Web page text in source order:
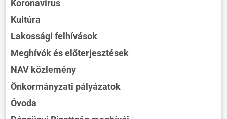
Koronavírus
Kultúra
Lakossági felhívások
Meghívók és előterjesztések
NAV közlemény
Önkormányzati pályázatok
Óvoda